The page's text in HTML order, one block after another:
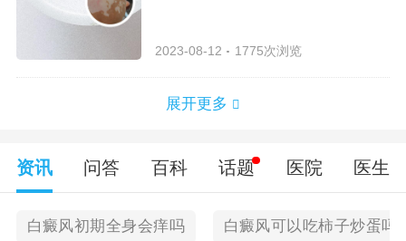
2023-08-12 1775次浏览
展开更多
资讯 问答 百科 话题 医院 医生
白癜风初期全身会痒吗 白癜风可以吃柿子炒蛋吗